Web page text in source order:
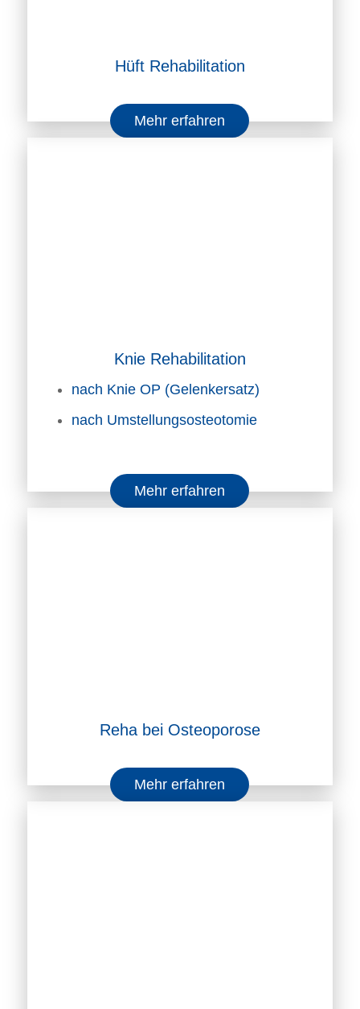
Hüft Rehabilitation
Mehr erfahren
Knie Rehabilitation
nach Knie OP (Gelenkersatz)
nach Umstellungsosteotomie
Mehr erfahren
Reha bei Osteoporose
Mehr erfahren